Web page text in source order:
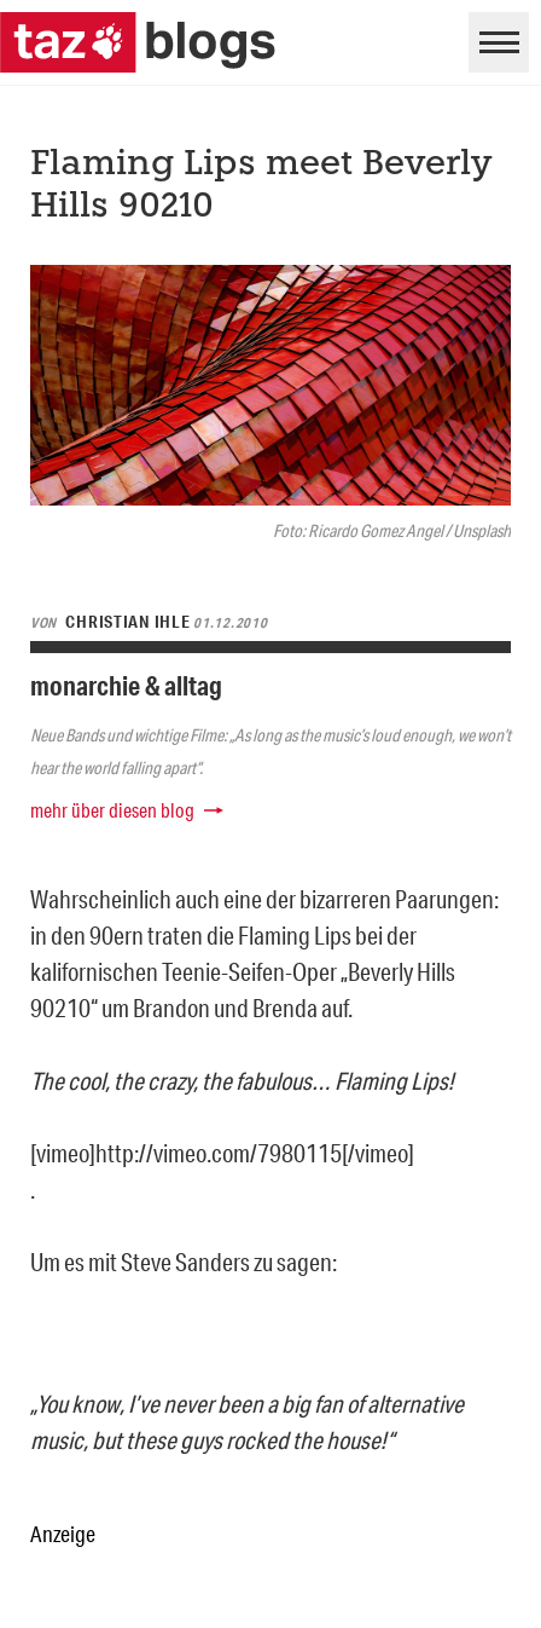
Foto: Ricardo Gomez Angel / Unsplash
Flaming Lips meet Beverly
Hills 90210
VON CHRISTIAN IHLE 01.12.2010
monarchie & alltag
Neue Bands und wichtige Filme: „As long as the music’s loud enough, we won’t
hear the world falling apart“.
mehr über diesen blog
Wahrscheinlich auch eine der bizarreren Paarungen:
in den 90ern traten die Flaming Lips bei der
kalifornischen Teenie-Seifen-Oper „Beverly Hills
90210“ um Brandon und Brenda auf.
The cool, the crazy, the fabulous… Flaming Lips!
[vimeo]http://vimeo.com/7980115[/vimeo]
.
Um es mit Steve Sanders zu sagen:
„You know, I’ve never been a big fan of alternative
music, but these guys rocked the house!“
Anzeige